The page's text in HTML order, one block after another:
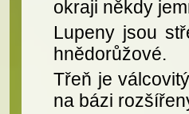
okraji někdy
Lupeny jsou
hnědorůžové.
Třeň je
na bázi